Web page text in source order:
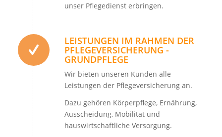
unser Pflegedienst erbringen.
LEISTUNGEN IM RAHMEN DER
PFLEGEVERSICHERUNG -
GRUNDPFLEGE
Wir bieten unseren Kunden alle
Leistungen der Pflegeversicherung an.
Dazu gehören Körperpflege, Ernährung,
Ausscheidung, Mobilität und
hauswirtschaftliche Versorgung.